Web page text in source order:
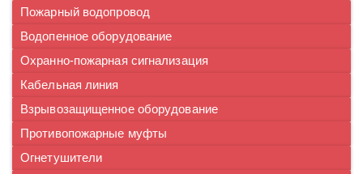
Пожарный водопровод
Водопенное оборудование
Охранно-пожарная сигнализация
Кабельная линия
Взрывозащищенное оборудование
Противопожарные муфты
Огнетушители